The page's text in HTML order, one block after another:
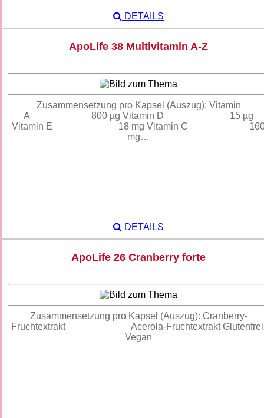
DETAILS
ApoLife 38 Multivitamin A-Z
Zusammensetzung pro Kapsel (Auszug): Vitamin
A 800 µg Vitamin D 15 µg
Vitamin E 18 mg Vitamin C
mg…
DETAILS
ApoLife 26 Cranberry forte
Zusammensetzung pro Kapsel (Auszug): Cranberry-
Fruchtextrakt Acerola-Fruchtextrakt
Vegan